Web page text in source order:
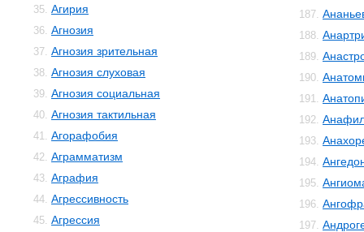
35. Агирия
36. Агнозия
37. Агнозия зрительная
38. Агнозия слуховая
39. Агнозия социальная
40. Агнозия тактильная
41. Агорафобия
42. Аграмматизм
43. Аграфия
44. Агрессивность
45. Агрессия
187.
188.
189.
190.
191.
192.
193.
194.
195.
196.
197.